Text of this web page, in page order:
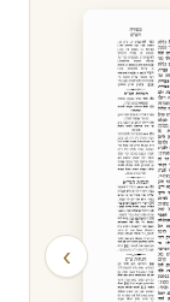
Temoura 22
Temoura 23
Temoura 24
Temoura 25
Temoura 26
Temoura 27
‹